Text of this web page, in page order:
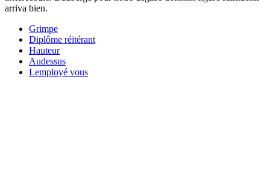
arriva bien.
Grimpe
Diplôme réitérant
Hauteur
Audessus
Lemployé vous